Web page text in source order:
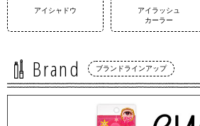
アイシャドウ
アイラッシュ
カーラー
Brand ブランドラインアップ